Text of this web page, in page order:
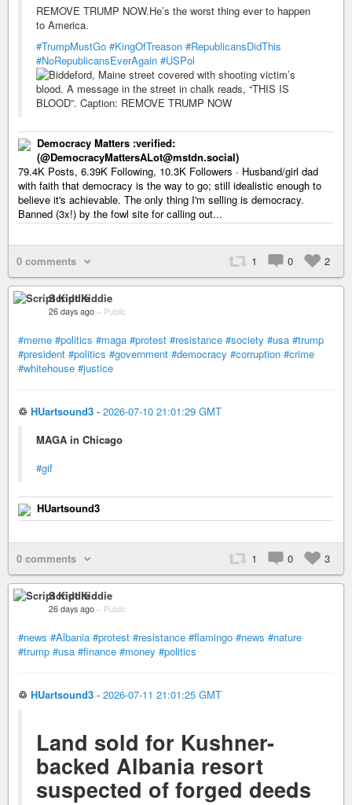
REMOVE TRUMP NOW.He’s the worst thing ever to happen
to America.
#TrumpMustGo #KingOfTreason #RepublicansDidThis
#NoRepublicansEverAgain #USPol
Democracy Matters :verified:
(@DemocracyMattersALot@mstdn.social)
79.4K Posts, 6.39K Following, 10.3K Followers · Husband/girl dad
with faith that democracy is the way to go; still idealistic enough to
believe it's achievable. The only thing I'm selling is democracy.
Banned (3x!) by the fowl site for calling out...
0 comments 1 0 2
Script Kiddie
26 days ago – Public
#meme #politics #maga #protest #resistance #society #usa #trump
#president #politics #government #democracy #corruption #crime
#whitehouse #justice
♲ HUartsound3 - 2026-07-10 21:01:29 GMT
MAGA in Chicago
#gif
HUartsound3
0 comments 1 0 3
Script Kiddie
26 days ago – Public
#news #Albania #protest #resistance #flamingo #news #nature
#trump #usa #finance #money #politics
♲ HUartsound3 - 2026-07-11 21:01:25 GMT
Land sold for Kushner-
backed Albania resort
suspected of forged deeds